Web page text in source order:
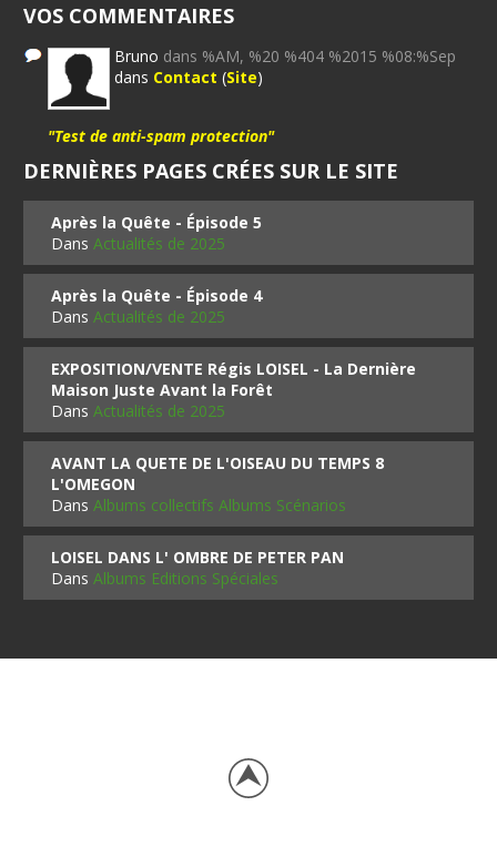
VOS COMMENTAIRES
Bruno dans %AM, %20 %404 %2015 %08:%Sep
dans Contact (Site)
"Test de anti-spam protection"
DERNIÈRES PAGES CRÉES SUR LE SITE
Après la Quête - Épisode 5
DansActualités de 2025
Après la Quête - Épisode 4
DansActualités de 2025
EXPOSITION/VENTE Régis LOISEL - La Dernière
Maison Juste Avant la Forêt
DansActualités de 2025
AVANT LA QUETE DE L'OISEAU DU TEMPS 8
L'OMEGON
DansAlbums collectifs Albums Scénarios
LOISEL DANS L' OMBRE DE PETER PAN
DansAlbums Editions Spéciales